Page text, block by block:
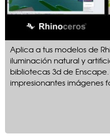
Aplica a tus modelos de
iluminación natural y
bibliotecas 3d de
impresionantes imágenes